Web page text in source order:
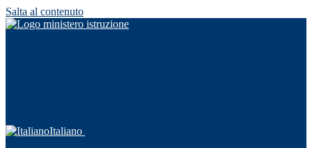
Salta al contenuto
Italiano